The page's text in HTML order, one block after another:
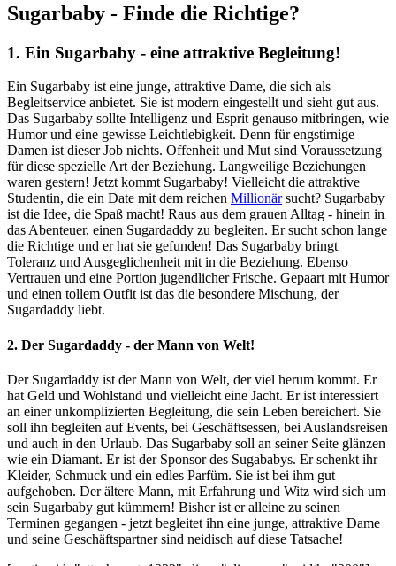
Sugarbaby - Finde die Richtige?
1. Ein Sugarbaby - eine attraktive Begleitung!
Ein Sugarbaby ist eine junge, attraktive Dame, die sich als
Begleitservice anbietet. Sie ist modern eingestellt und sieht gut aus.
Das Sugarbaby sollte Intelligenz und Esprit genauso mitbringen, wie
Humor und eine gewisse Leichtlebigkeit. Denn für engstirnige
Damen ist dieser Job nichts. Offenheit und Mut sind Voraussetzung
für diese spezielle Art der Beziehung. Langweilige Beziehungen
waren gestern! Jetzt kommt Sugarbaby! Vielleicht die attraktive
Studentin, die ein Date mit dem reichen Millionärsucht? Sugarbaby
ist die Idee, die Spaß macht! Raus aus dem grauen Alltag - hinein in
das Abenteuer, einen Sugardaddy zu begleiten. Er sucht schon lange
die Richtige und er hat sie gefunden! Das Sugarbaby bringt
Toleranz und Ausgeglichenheit mit in die Beziehung. Ebenso
Vertrauen und eine Portion jugendlicher Frische. Gepaart mit Humor
und einen tollem Outfit ist das die besondere Mischung, der
Sugardaddy liebt.
2. Der Sugardaddy - der Mann von Welt!
Der Sugardaddy ist der Mann von Welt, der viel herum kommt. Er
hat Geld und Wohlstand und vielleicht eine Jacht. Er ist interessiert
an einer unkomplizierten Begleitung, die sein Leben bereichert. Sie
soll ihn begleiten auf Events, bei Geschäftsessen, bei Auslandsreisen
und auch in den Urlaub. Das Sugarbaby soll an seiner Seite glänzen
wie ein Diamant. Er ist der Sponsor des Sugababys. Er schenkt ihr
Kleider, Schmuck und ein edles Parfüm. Sie ist bei ihm gut
aufgehoben. Der ältere Mann, mit Erfahrung und Witz wird sich um
sein Sugarbaby gut kümmern! Bisher ist er alleine zu seinen
Terminen gegangen - jetzt begleitet ihn eine junge, attraktive Dame
und seine Geschäftspartner sind neidisch auf diese Tatsache!